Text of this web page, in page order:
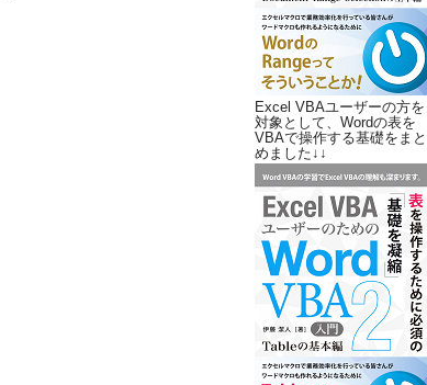
Excel VBAユーザーの方を
対象として、Wordの表を
VBAで操作する基礎をまと
めました↓↓